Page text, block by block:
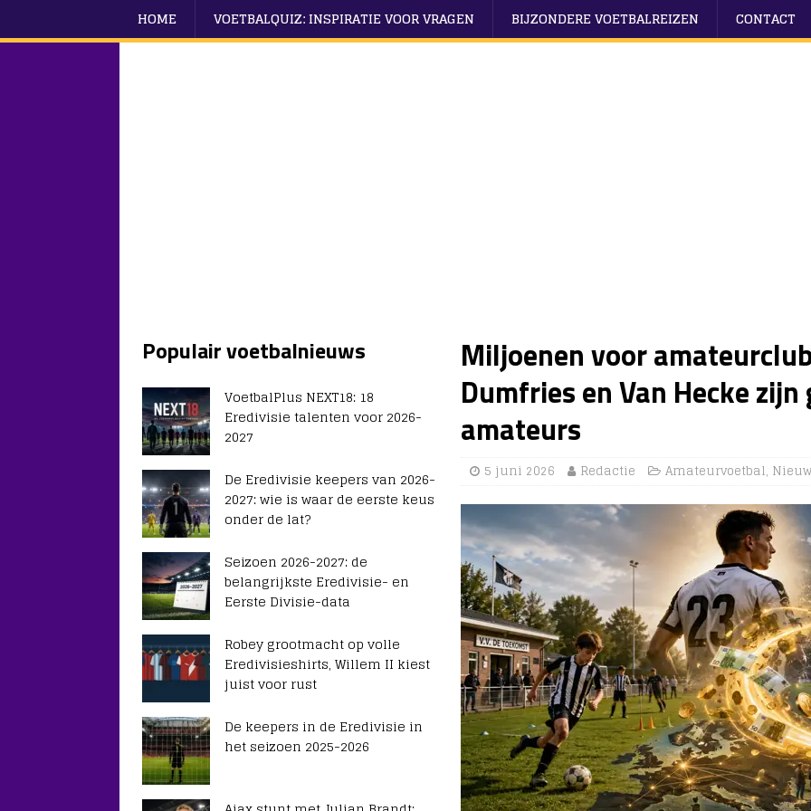
HOME VOETBALQUIZ: INSPIRATIE VOOR VRAGEN BIJZONDERE VOETBALREIZEN CONTACT
Miljoenen voor
Dumfries en Van Hecke
amateurs
5 juni 2026 Redactie Amateurvoetbal,
Populair voetbalnieuws
VoetbalPlus NEXT18: 18
Eredivisie talenten voor 2026-
2027
De Eredivisie keepers van 2026-
2027: wie is waar de eerste keus
onder de lat?
Seizoen 2026-2027: de
belangrijkste Eredivisie- en
Eerste Divisie-data
Robey grootmacht op volle
Eredivisieshirts, Willem II kiest
juist voor rust
De keepers in de Eredivisie in
het seizoen 2025-2026